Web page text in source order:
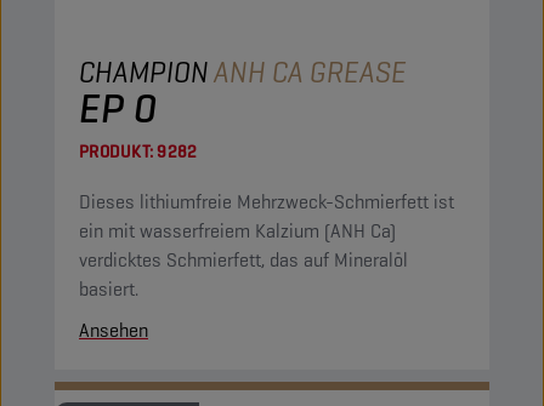
CHAMPIONANH CA GREASE
EP 0
PRODUKT:9282
Dieses lithiumfreie Mehrzweck-Schmierfett ist
ein mit wasserfreiem Kalzium (ANH Ca)
verdicktes Schmierfett, das auf Mineralöl
basiert.
Ansehen